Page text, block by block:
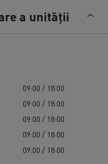
a unității
09:00 / 18:00
09:00 / 18:00
09:00 / 18:00
09:00 / 18:00
09:00 / 18:00